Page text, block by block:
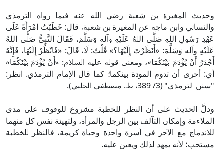
وحديث المغيرة بن شعبة رضي الله عنه فيما رواه الترمذي
والنسائي وابن ماجه عن المغيرة بن شعبة، قال: خَطَبْتُ امْرَأَةً عَلَى
عَهْدِ رَسُولِ اللهِ صَلَّى اللهُ عَلَيْهِ وآله وَسَلَّمَ، فَقَالَ النَّبِيُّ صَلَّى اللهُ
عَلَيْهِ وآله وَسَلَّمَ: «أَنَظَرْتَ إِلَيْهَا؟» قُلْتُ: لَا، قَالَ: «فَانْظُرْ إِلَيْهَا، فَإِنَّهُ
أَجْدَرُ أَنْ يُؤْدَمَ بَيْنَكُمَا»، ومعنى قوله عليه السلام: «أَنْ يُؤْدَمَ بَيْنَكُمَا»
أي: أحرى أن تدوم المودة بينكما؛ كما قال الإمام الترمذي. انظر:
"سنن الترمذي" (3/ 389، ط. مصطفى الحلبي).
ودلَّ الحديث على أن النظر للخطبة مشروع للوقوف على مدى
الملاءمة وإمكان التآلف بين الرجل والمرأة، ولتهيئة نفس كل منهما
للاندماج مع الآخر في أسرة واحدة وحياة كريمة، فالنظر للخطبة
مستحب؛ لأنه يمهد لذلك ويعين عليه.